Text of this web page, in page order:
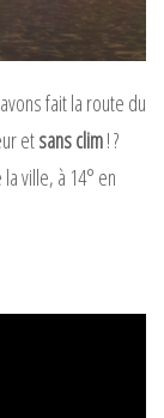
fait la route du
etsans clim! ?
ville, à 14° en